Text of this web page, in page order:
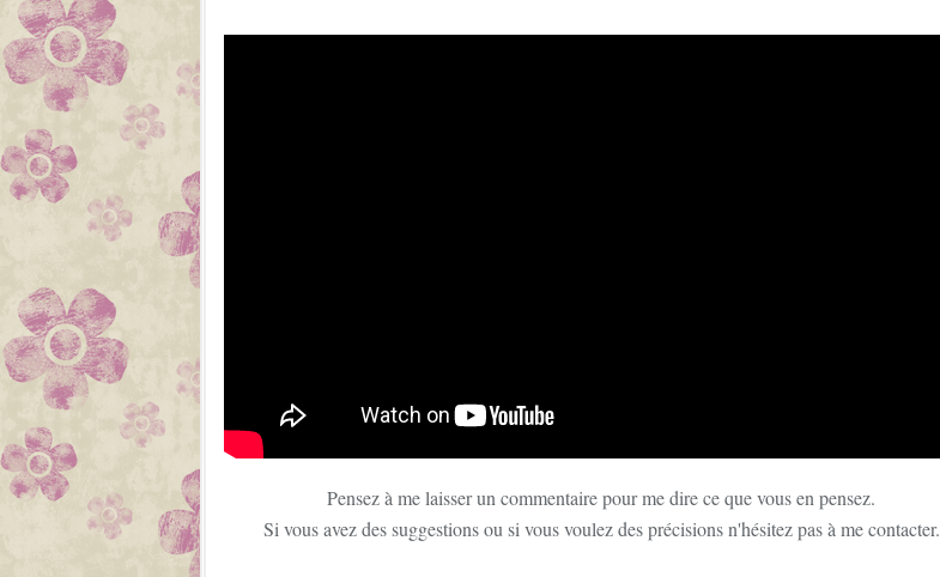
Pensez à me laisser un commentaire pour me dire ce que vous en pensez.
Si vous avez des suggestions ou si vous voulez des précisions n'hésitez pas à me contacter.